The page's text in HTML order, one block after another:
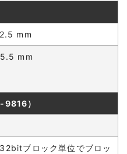
mm
mm
）
ブロック単位でブロッ